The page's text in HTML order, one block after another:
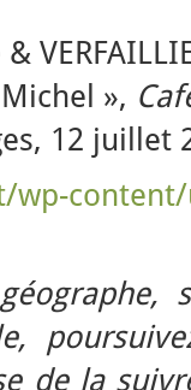
&
»,
12 juillet
wp-
de la